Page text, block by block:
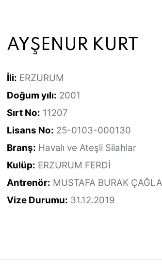
AYŞENUR KURT
İli: ERZURUM
Doğum yılı: 2001
Sırt No: 11207
Lisans No: 25-0103-000130
Branş: Havalı ve Ateşli Silahlar
Kulüp: ERZURUM FERDİ
Antrenör: MUSTAFA BURAK
Vize Durumu: 31.12.2019